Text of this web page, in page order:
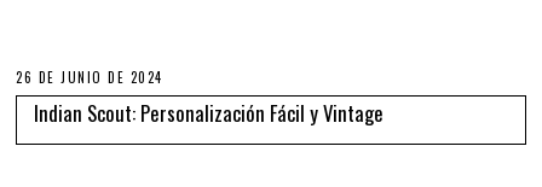
26 DE JUNIO DE 2024
Indian Scout: Personalización Fácil y Vintage